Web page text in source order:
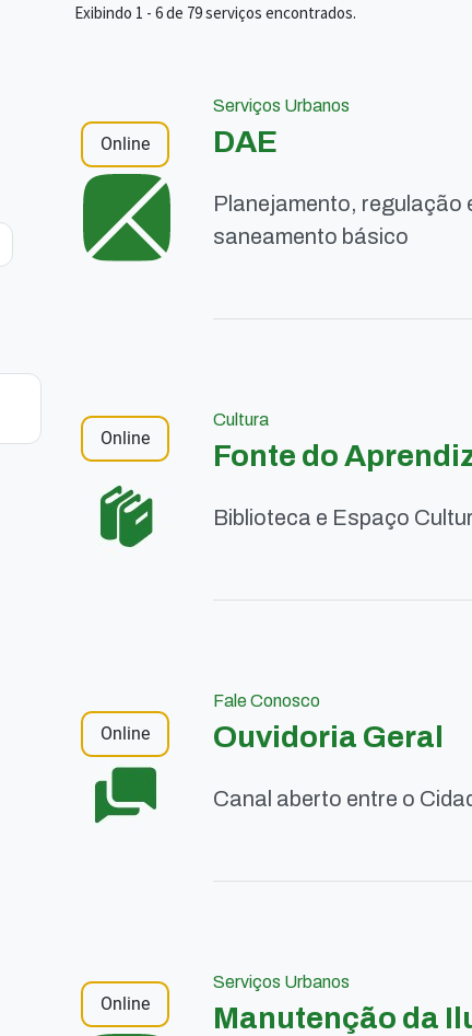
Exibindo 1 - 6 de 79 serviços encontrados.
Online
Serviços Urbanos
DAE
Planejamento, regulação
saneamento básico
Online
Cultura
Fonte do
Biblioteca e Espaço
Online
Fale Conosco
Ouvidoria Geral
Canal aberto entre o
Online
Serviços Urbanos
Manutenção da